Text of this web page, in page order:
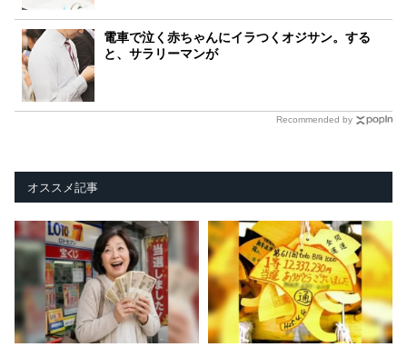
電車で泣く赤ちゃんにイラつくオジサン。する
と、サラリーマンが
Recommended by
オススメ記事